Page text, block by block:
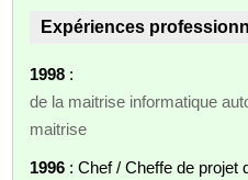
Expériences
1998 :
de la maitrise informatique
maitrise
1996 : Chef / Cheffe de projet